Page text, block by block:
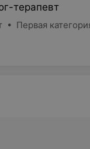
терапевт
• Первая